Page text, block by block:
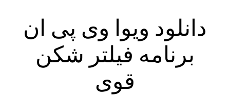
دانلود ویوا وی پی ان
برنامه فیلتر شکن
قوی